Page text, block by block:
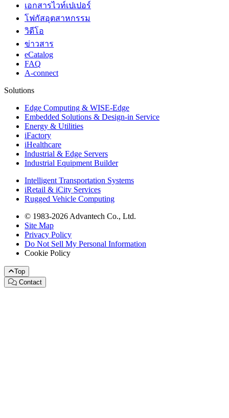
เอกสารไวท์เปเปอร์
โฟกัสอุตสาหกรรม
วิดีโอ
ข่าวสาร
eCatalog
FAQ
A-connect
Solutions
Edge Computing & WISE-Edge
Embedded Solutions & Design-in Service
Energy & Utilities
iFactory
iHealthcare
Industrial & Edge Servers
Industrial Equipment Builder
Intelligent Transportation Systems
iRetail & iCity Services
Rugged Vehicle Computing
© 1983-2026 Advantech Co., Ltd.
Site Map
Privacy Policy
Do Not Sell My Personal Information
Cookie Policy
Top
Contact